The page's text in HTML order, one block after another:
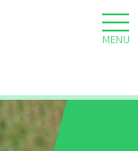
MENU